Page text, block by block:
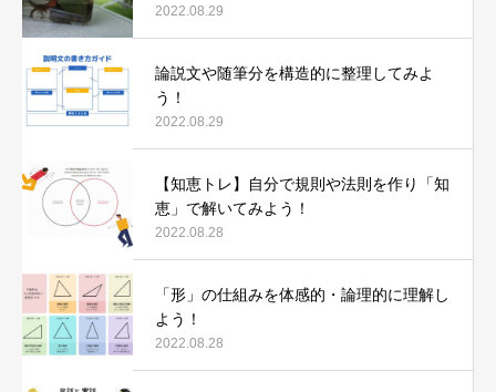
2022.08.29
論説文や随筆分を構造的に整理してみよ
う！
2022.08.29
【知恵トレ】自分で規則や法則を作り「知
恵」で解いてみよう！
2022.08.28
「形」の仕組みを体感的・論理的に理解し
よう！
2022.08.28